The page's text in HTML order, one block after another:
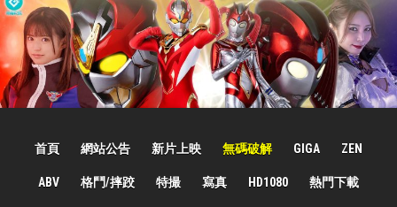
Skip
to
content
首頁 網站公告 新片上映 無碼破解 GIGA ZEN
ABV 格鬥/摔跤 特撮 寫真 HD1080 熱門下載